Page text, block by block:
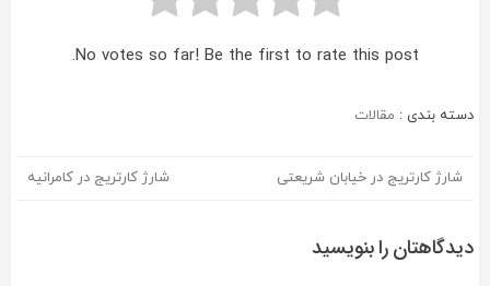
No votes so far! Be the first to rate this post.
دسته بندی : مقالات
راهبری
شارژ کارتریج در خیابان شریعتی شارژ کارتریج در کامرانیه
دیدگاهتان را بنویسید